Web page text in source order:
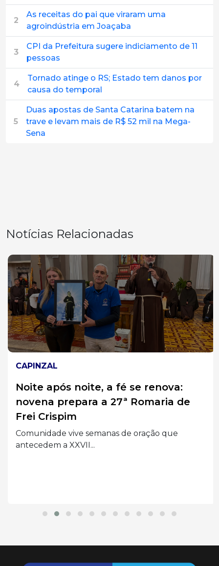
2
As receitas do pai que viraram uma
agroindústria em Joaçaba
3
CPI da Prefeitura sugere indiciamento de 11
pessoas
4
Tornado atinge o RS; Estado tem danos por
causa do temporal
5
Duas apostas de Santa Catarina batem na
trave e levam mais de R$ 52 mil na Mega-
Sena
Notícias Relacionadas
CAPINZAL
Noite após noite, a fé se renova:
novena prepara a 27ª Romaria de
Frei Crispim
Comunidade vive semanas de oração que
antecedem a XXVII...